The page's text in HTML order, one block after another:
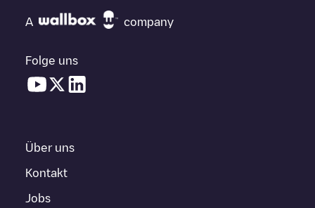
A company
Folge uns
Über uns
Kontakt
Jobs